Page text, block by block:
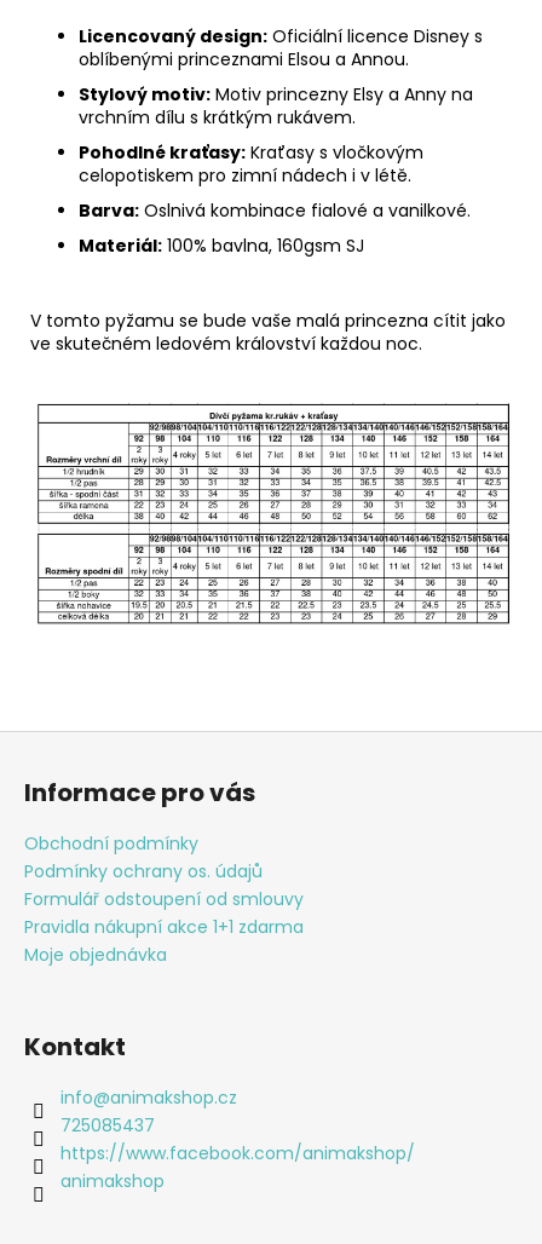
Licencovaný design: Oficiální licence Disney s
oblíbenými princeznami Elsou a Annou.
Stylový motiv: Motiv princezny Elsy a Anny na
vrchním dílu s krátkým rukávem.
Pohodlné kraťasy: Kraťasy s vločkovým
celopotiskem pro zimní nádech i v létě.
Barva: Oslnivá kombinace fialové a vanilkové.
Materiál: 100% bavlna, 160gsm SJ
V tomto pyžamu se bude vaše malá princezna cítit jako
ve skutečném ledovém království každou noc.
Informace pro vás
Obchodní podmínky
Podmínky ochrany os. údajů
Formulář odstoupení od smlouvy
Pravidla nákupní akce 1+1 zdarma
Moje objednávka
Kontakt
info@animakshop.cz
725085437
https://www.facebook.com/animakshop/
animakshop